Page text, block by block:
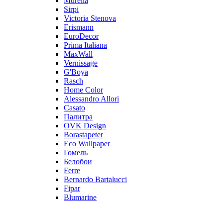
Sirpi
Victoria Stenova
Erismann
EuroDecor
Prima Italiana
MaxWall
Vernissage
G'Boya
Rasch
Home Color
Alessandro Allori
Casato
Палитра
OVK Design
Borastapeter
Eco Wallpaper
Гомель
Белобои
Ferre
Bernardo Bartalucci
Fipar
Blumarine